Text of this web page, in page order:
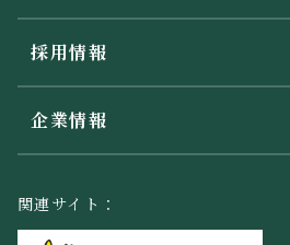
採用情報
企業情報
関連サイト：